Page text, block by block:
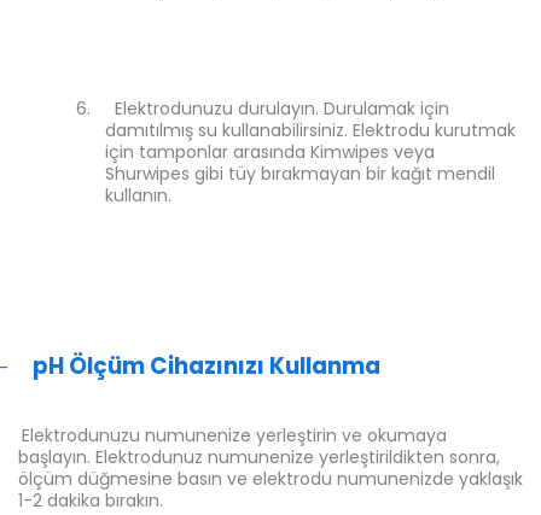
6.
Elektrodunuzu durulayın. Durulamak için
damıtılmış su kullanabilirsiniz. Elektrodu kurutmak
için tamponlar arasında Kimwipes veya
Shurwipes gibi tüy bırakmayan bir kağıt mendil
kullanın.
pH Ölçüm Cihazınızı Kullanma
Elektrodunuzu numunenize yerleştirin ve okumaya
başlayın. Elektrodunuz numunenize yerleştirildikten sonra,
ölçüm düğmesine basın ve elektrodu numunenizde yaklaşık
1-2 dakika bırakın.